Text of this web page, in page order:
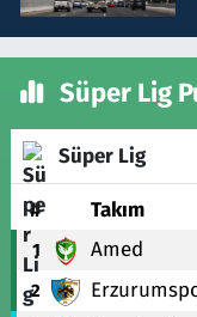
Süper Lig
Süper Lig
# Takım
1 Amed
2